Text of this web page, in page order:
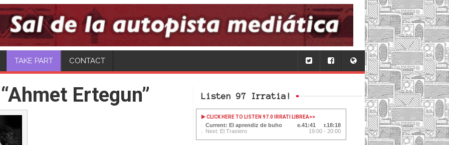
TAKE PART CONTACT
Listen 97 Irratia!
CLICK HERE TO LISTEN 97.0 IRRATI LIBREA>>
Current: El aprendiz de buho 41:42
18:17
Next: El Trastero
19:00 - 20:00
Ertegun”